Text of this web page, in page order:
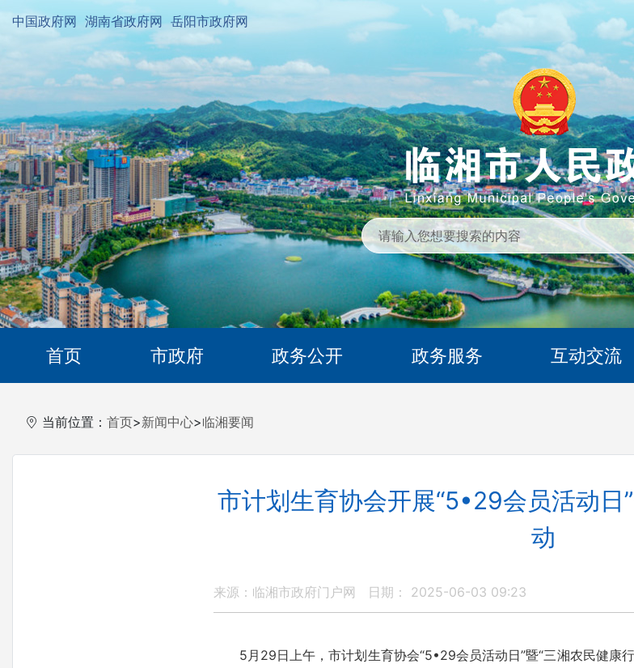
中国政府网 湖南省政府网 岳阳市政府网
首页 市政府 政务公开 政务服务 互动交流
当前位置： 首页>新闻中心>临湘要闻
市计划生育协会开展“5•29会员活动日
动
来源：临湘市政府门户网 日期： 2025-06-03 09:23
5月29日上午，市计划生育协会“5•29会员活动日”暨“三湘农民健康